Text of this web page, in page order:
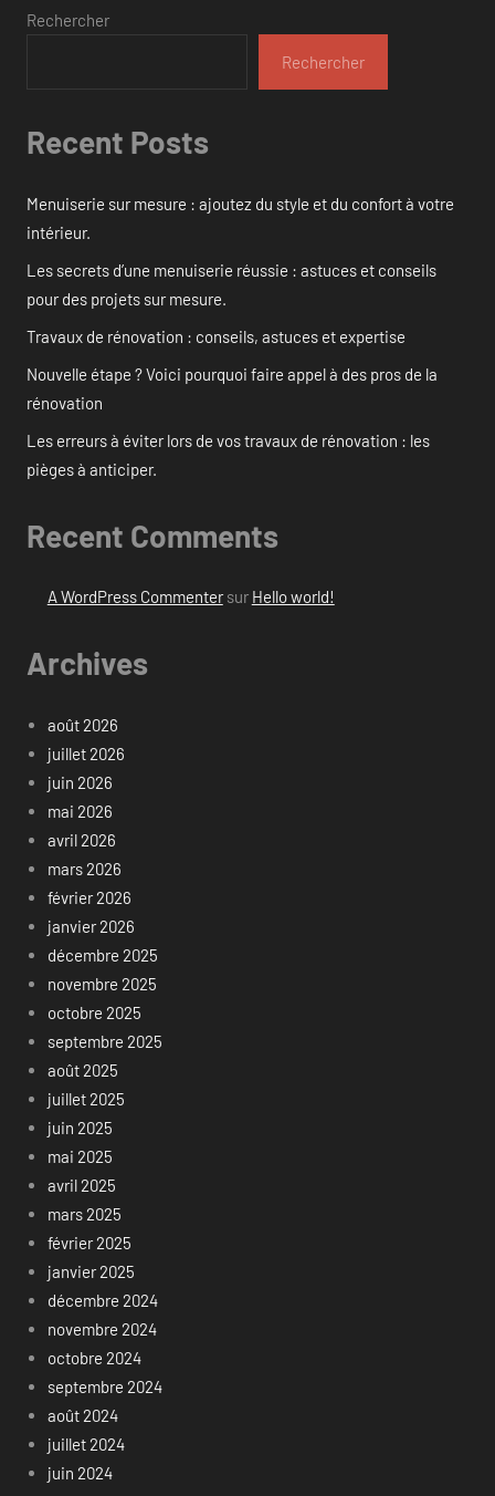
Rechercher
Rechercher
Recent Posts
Menuiserie sur mesure : ajoutez du style et du confort à votre
intérieur.
Les secrets d’une menuiserie réussie : astuces et conseils
pour des projets sur mesure.
Travaux de rénovation : conseils, astuces et expertise
Nouvelle étape ? Voici pourquoi faire appel à des pros de la
rénovation
Les erreurs à éviter lors de vos travaux de rénovation : les
pièges à anticiper.
Recent Comments
A WordPress Commentersur Hello world!
Archives
août 2026
juillet 2026
juin 2026
mai 2026
avril 2026
mars 2026
février 2026
janvier 2026
décembre 2025
novembre 2025
octobre 2025
septembre 2025
août 2025
juillet 2025
juin 2025
mai 2025
avril 2025
mars 2025
février 2025
janvier 2025
décembre 2024
novembre 2024
octobre 2024
septembre 2024
août 2024
juillet 2024
juin 2024